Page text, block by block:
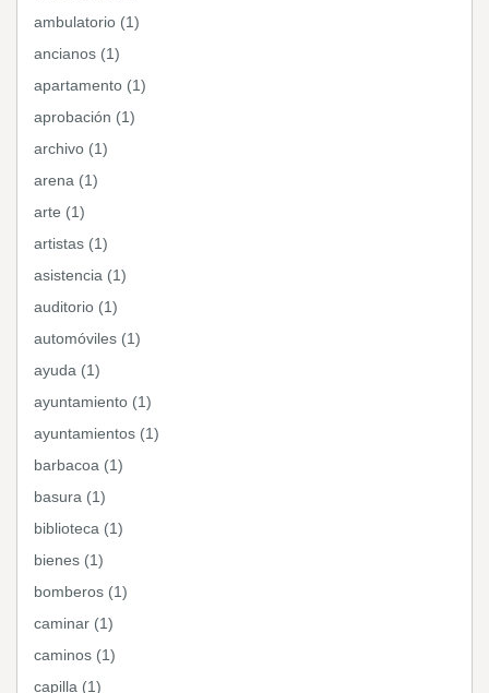
ambulatorio (1)
ancianos (1)
apartamento (1)
aprobación (1)
archivo (1)
arena (1)
arte (1)
artistas (1)
asistencia (1)
auditorio (1)
automóviles (1)
ayuda (1)
ayuntamiento (1)
ayuntamientos (1)
barbacoa (1)
basura (1)
biblioteca (1)
bienes (1)
bomberos (1)
caminar (1)
caminos (1)
capilla (1)